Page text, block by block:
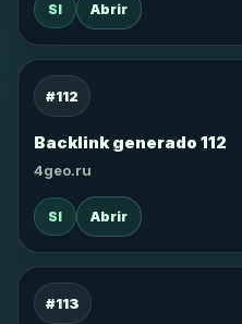
SI Abrir
#112
Backlink generado 112
4geo.ru
SI Abrir
#113